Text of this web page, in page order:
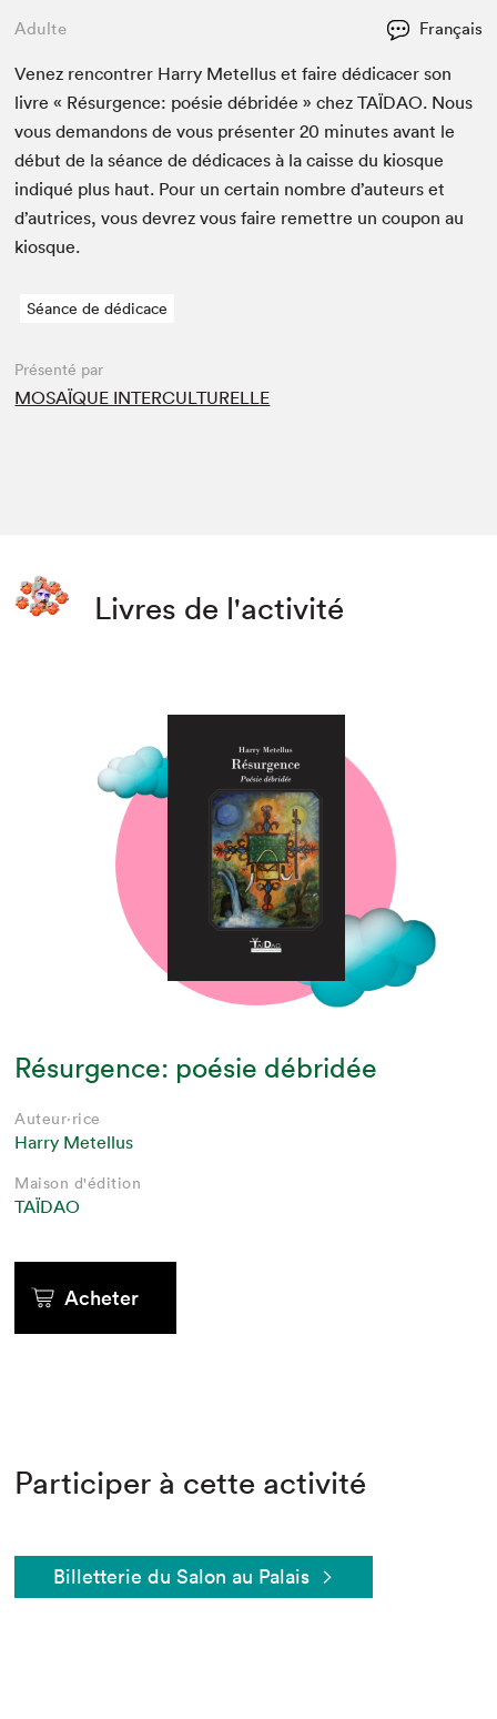
Adulte Français
Venez ren­con­tr­er Har­ry Metel­lus et faire dédi­cac­er son
livre « Résur­gence: poésie débridée » chezTAÏ­DAO. Nous
vous deman­dons de vous présen­ter20 min­utes avant le
début de la séance de dédi­caces à la caisse du kiosque
indiqué plus haut. Pour un cer­tain nom­bre d’auteurs et
d’autrices, vous devrez vous faire remet­tre un coupon au
kiosque.
Séance de dédicace
Présenté par
MOSAÏQUE INTERCULTURELLE
Livres de l'activité
Résurgence: poésie débridée
Auteur·rice
Harry Metellus
Maison d'édition
TAÏDAO
Acheter
Participer à cette activité
Billetterie du Salon au Palais